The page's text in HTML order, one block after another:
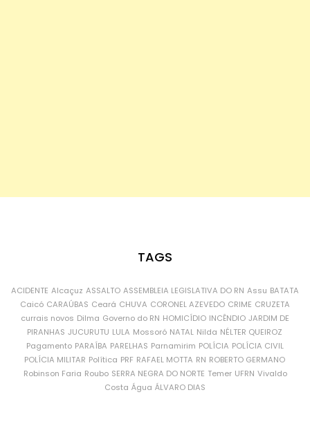
TAGS
ACIDENTE Alcaçuz ASSALTO ASSEMBLEIA LEGISLATIVA DO RN Assu BATATA
Caicó CARAÚBAS Ceará CHUVA CORONEL AZEVEDO CRIME CRUZETA
currais novos Dilma Governo do RN HOMICÍDIO INCÊNDIO JARDIM DE
PIRANHAS JUCURUTU LULA Mossoró NATAL Nilda NÉLTER QUEIROZ
Pagamento PARAÍBA PARELHAS Parnamirim POLÍCIA POLÍCIA CIVIL
POLÍCIA MILITAR Política PRF RAFAEL MOTTA RN ROBERTO GERMANO
Robinson Faria Roubo SERRA NEGRA DO NORTE Temer UFRN Vivaldo
Costa Água ÁLVARO DIAS